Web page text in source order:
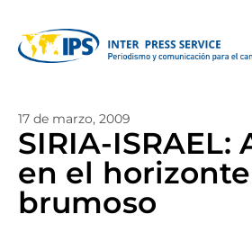
17 de marzo, 2009
SIRIA-ISRAEL:
en el horizonte
brumoso